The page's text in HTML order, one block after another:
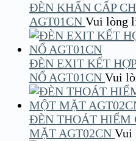
ĐÈN KHẨN CẤP
AGT01CN Vui lòng
ĐÈN EXIT KẾT
NỔ AGT01CN Vui
ĐÈN THOÁT HIỂM
MẶT AGT02CN Vui